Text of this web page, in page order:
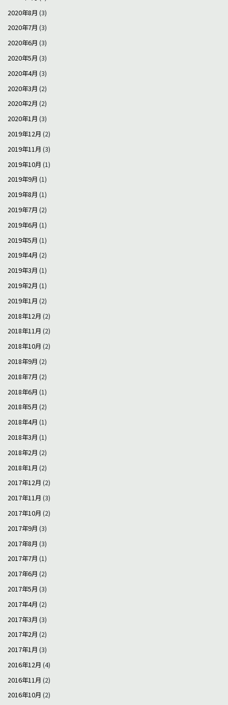
2020年8月 (3)
2020年7月 (3)
2020年6月 (3)
2020年5月 (3)
2020年4月 (3)
2020年3月 (2)
2020年2月 (2)
2020年1月 (3)
2019年12月 (2)
2019年11月 (3)
2019年10月 (1)
2019年9月 (1)
2019年8月 (1)
2019年7月 (2)
2019年6月 (1)
2019年5月 (1)
2019年4月 (2)
2019年3月 (1)
2019年2月 (1)
2019年1月 (2)
2018年12月 (2)
2018年11月 (2)
2018年10月 (2)
2018年9月 (2)
2018年7月 (2)
2018年6月 (1)
2018年5月 (2)
2018年4月 (1)
2018年3月 (1)
2018年2月 (2)
2018年1月 (2)
2017年12月 (2)
2017年11月 (3)
2017年10月 (2)
2017年9月 (3)
2017年8月 (3)
2017年7月 (1)
2017年6月 (2)
2017年5月 (3)
2017年4月 (2)
2017年3月 (3)
2017年2月 (2)
2017年1月 (3)
2016年12月 (4)
2016年11月 (2)
2016年10月 (2)